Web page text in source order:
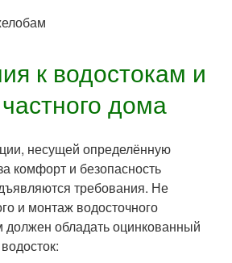
к водостокам и
дома
несущей определённую
комфорт и безопасность
требования. Не
и монтаж водосточного
должен обладать оцинкованный